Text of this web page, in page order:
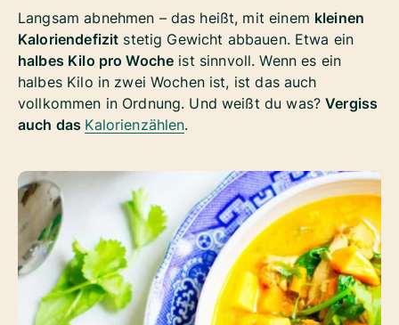
Langsam abnehmen – das heißt, mit einem kleinen
Kaloriendefizit stetig Gewicht abbauen. Etwa ein
halbes Kilo pro Woche ist sinnvoll. Wenn es ein
halbes Kilo in zwei Wochen ist, ist das auch
vollkommen in Ordnung. Und weißt du was?Vergiss
auch das Kalorienzählen.